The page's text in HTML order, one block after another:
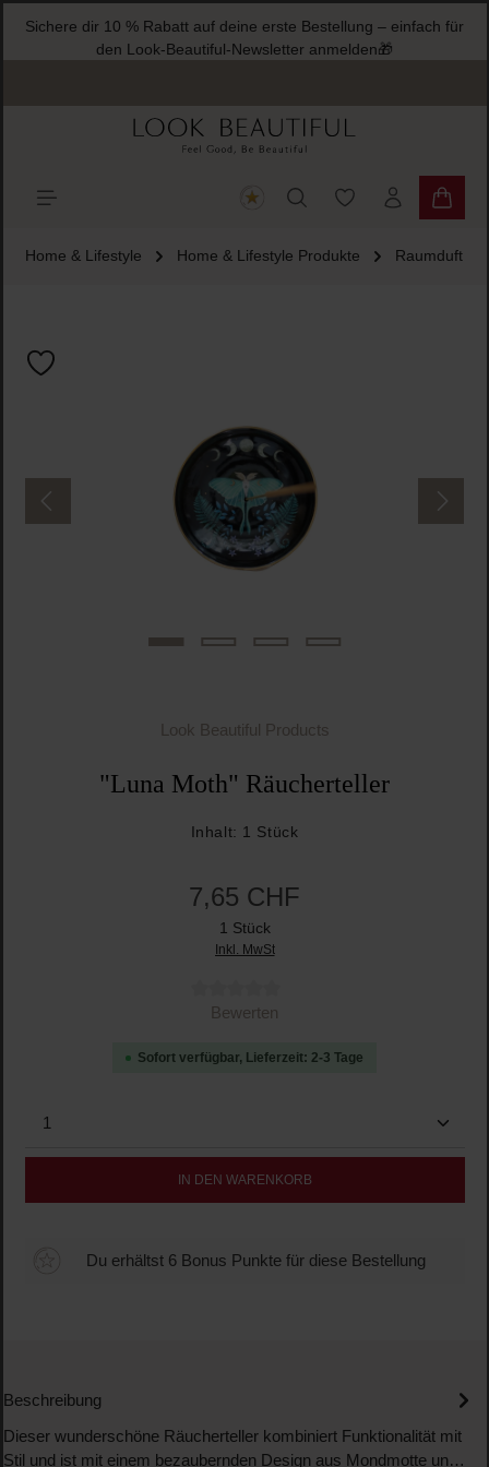
springen
Sichere dir 10 % Rabatt auf deine erste Bestellung – einfach für
den Look-Beautiful-Newsletter anmelden🎁
Du hast 0
Home & Lifestyle Home & Lifestyle Produkte Raumduft
Look Beautiful Products
"Luna Moth" Räucherteller
Inhalt: 1 Stück
7,65 CHF
1 Stück
Inkl. MwSt
Durchschnittliche Bewertung von 0 von 5 Sternen
Bewerten
Sofort verfügbar, Lieferzeit: 2-3 Tage
Produkt Anzahl: Gib den gewünschten Wert ein
IN DEN WARENKORB
Du erhältst 6 Bonus Punkte für diese Bestellung
Beschreibung
Dieser wunderschöne Räucherteller kombiniert Funktionalität mit
Stil und ist mit einem bezaubernden Design aus Mondmotte un…